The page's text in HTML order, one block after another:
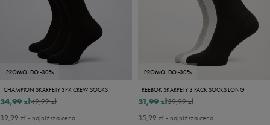
PROMO: DO -30%
CHAMPION SKARPETY 3PK CREW SOCKS
49,99 zł
34,99 zł
39,99 zł- najniższa cena
PROMO: DO -30%
REEBOK SKARPETY 3 PACK SOCKS LONG
39,99 zł
31,99 zł
35,99 zł- najniższa cena